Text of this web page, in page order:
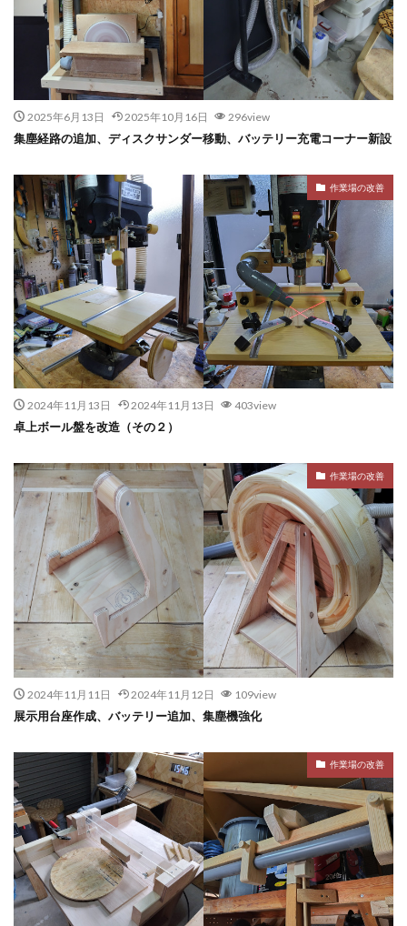
2025年6月13日 2025年10月16日 296view
集塵経路の追加、ディスクサンダー移動、バッテリー充電コーナー新設
作業場の改善
2024年11月13日 2024年11月13日 403view
卓上ボール盤を改造（その２）
作業場の改善
2024年11月11日 2024年11月12日 109view
展示用台座作成、バッテリー追加、集塵機強化
作業場の改善